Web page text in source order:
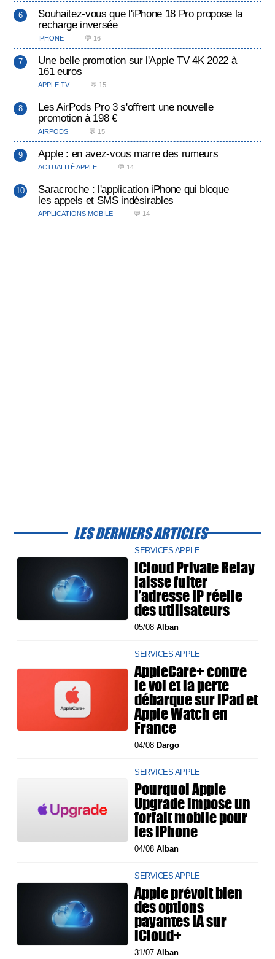
Souhaitez-vous que l'iPhone 18 Pro propose la
recharge inversée
IPHONE 💬 16
Une belle promotion sur l'Apple TV 4K 2022 à
161 euros
APPLE TV 💬 15
Les AirPods Pro 3 s'offrent une nouvelle
promotion à 198 €
AIRPODS 💬 15
Apple : en avez-vous marre des rumeurs
ACTUALITÉ APPLE 💬 14
Saracroche : l'application iPhone qui bloque
les appels et SMS indésirables
APPLICATIONS MOBILE 💬 14
LES DERNIERS ARTICLES
SERVICES APPLE
iCloud Private Relay
laisse fuiter
l’adresse IP réelle
des utilisateurs
05/08Alban
SERVICES APPLE
AppleCare+ contre
le vol et la perte
débarque sur iPad et
Apple Watch en
France
04/08 Dargo
SERVICES APPLE
Pourquoi Apple
Upgrade impose un
forfait mobile pour
les iPhone
04/08Alban
SERVICES APPLE
Apple prévoit bien
des options
payantes IA sur
iCloud+
31/07Alban